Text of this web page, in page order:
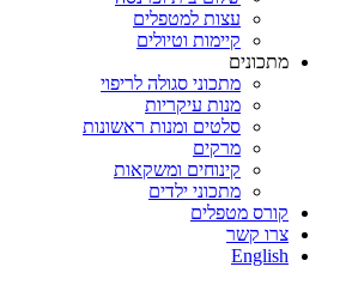
עצות למטפלים
קיימות וטיולים
מתכונים
מתכוני סגולה לריפוי
מנות עיקריות
סלטים ומנות ראשונות
מרקים
קינוחים ומשקאות
מתכוני ילדים
קורס מטפלים
צרו קשר
English